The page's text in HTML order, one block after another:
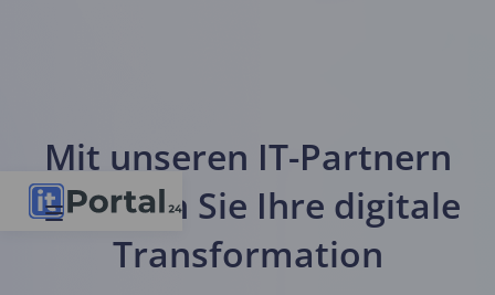
Mit unseren IT-Partnern
meistern Sie Ihre digitale
Transformation